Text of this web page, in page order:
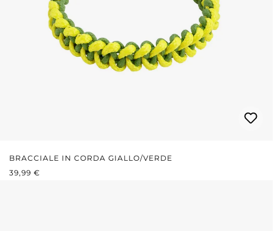
BRACCIALE IN CORDA GIALLO/VERDE
PREZZO NORMALE:
39,99 €